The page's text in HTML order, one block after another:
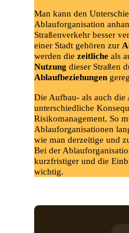
Man kann den
Ablauforganisation
Straßenverkehr besser
einer Stadt gehören zur
werden die zeitliche als
Nutzung dieser Straßen
Ablaufbeziehungen
Die Aufbau- als auch die
unterschiedliche
Risikomanagement. So
Ablauforganisationen
wie man derzeitige und
Bei der
kurzfristiger und die
wichtig.